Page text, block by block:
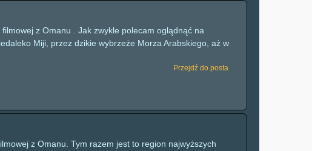
z Omanu . Jak zwykle polecam oglądnąć na
Miji, przez dzikie wybrzeże Morza Arabskiego, aż w
Przejdź do posta
z Omanu. Tym razem jest to region najwyższych